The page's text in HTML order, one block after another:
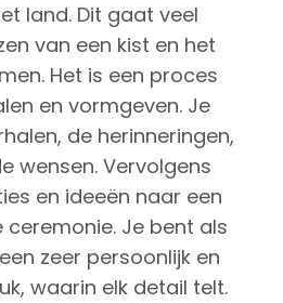
land. Dit gaat veel
van een kist en het
Het is een proces
en vormgeven. Je
de herinneringen,
wensen. Vervolgens
en ideeën naar een
Je bent als
zeer persoonlijk en
waarin elk detail telt.